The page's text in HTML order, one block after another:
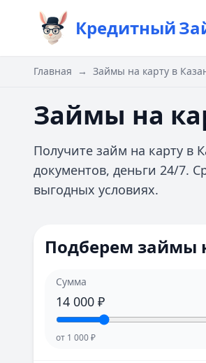
Кредитный
Главная → Займы на карту в
Займы на
Получите займ на карту
документов, деньги 24/7.
выгодных условиях.
Подберем займы
Сумма
14 000 ₽
от 1 000₽